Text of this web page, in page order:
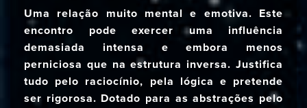
Uma relação muito mental e emotiva. Este
encontro pode exercer uma influência
demasiada intensa e embora menos
perniciosa que na estrutura inversa. Justifica
tudo pelo raciocínio, pela lógica e pretende
ser rigorosa. Dotado para as abstrações pelo